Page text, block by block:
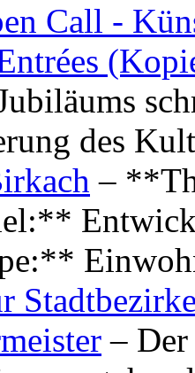
Call -
des
–
–